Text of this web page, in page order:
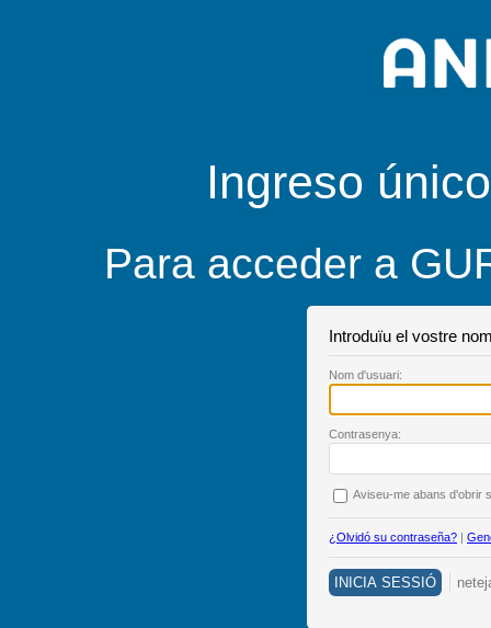
Ingreso
Para acceder a
Introduïu el vostre
Nom d'usuari:
Contrasenya:
Aviseu-me abans d'obrir
¿Olvidó su contraseña? |